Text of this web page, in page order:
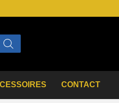
CONTACT